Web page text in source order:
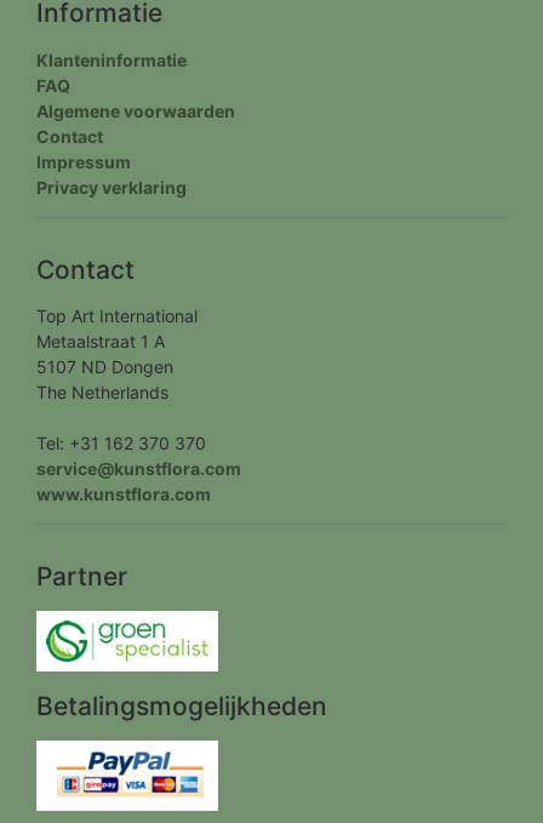
Informatie
Klanteninformatie
FAQ
Algemene voorwaarden
Contact
Impressum
Privacy verklaring
Contact
Top Art International
Metaalstraat 1 A
5107 ND Dongen
The Netherlands
Tel: +31 162 370 370
service@kunstflora.com
www.kunstflora.com
Partner
Betalingsmogelijkheden